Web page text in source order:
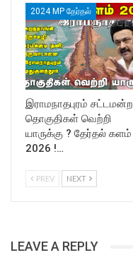
2024 MP தேர்தல்
இராமநாதபுரம் சட்டமன்ற
தொகுதிகள் வெற்றி
யாருக்கு ? தேர்தல் களம்
2026 !…
PREV NEXT
LEAVE A REPLY